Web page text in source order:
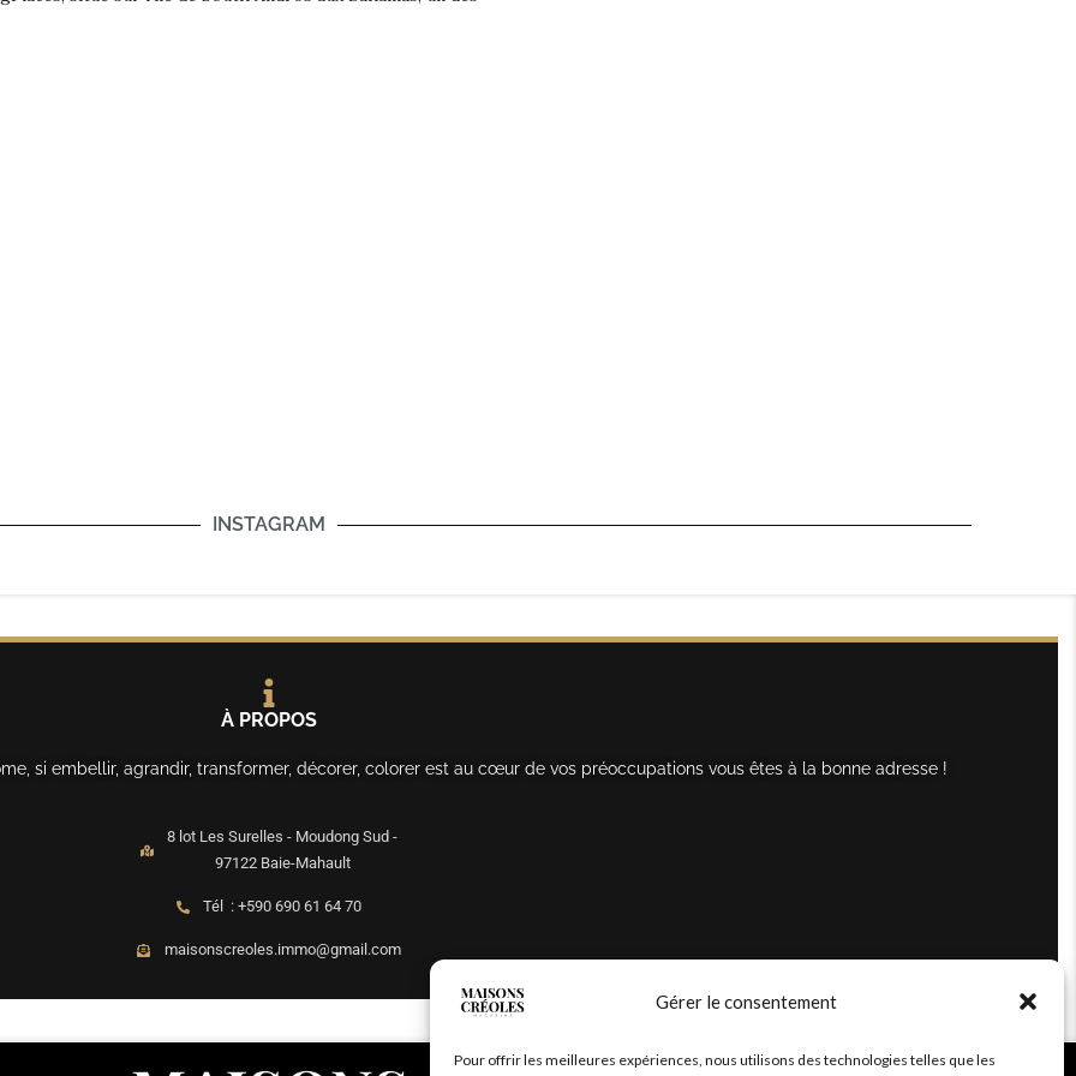
Gérer le consentement
Pour offrir les meilleures expériences, nous utilisons des technologies telles que les
INSTAGRAM
À PROPOS
si embellir, agrandir, transformer, décorer, colorer est au cœur de vos préoccupations vous êtes à la bonne adresse !
8 lot Les Surelles - Moudong Sud -
97122 Baie-Mahault
Tél : +590 690 61 64 70
maisonscreoles.immo@gmail.com